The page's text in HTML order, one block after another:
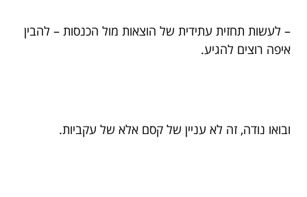
– לעשות תחזית עתידית של הוצאות מול הכנסות – להבין
איפה רוצים להגיע.
ובואו נודה, זה לא עניין של קסם אלא של עקביות.